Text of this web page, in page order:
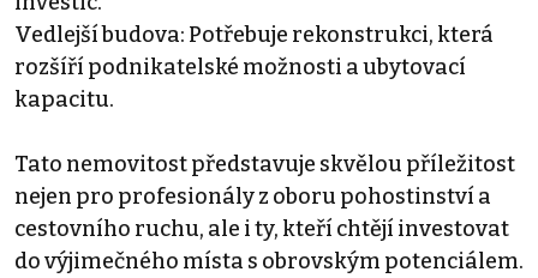
Vedlejší budova: Potřebuje rekonstrukci, která
rozšíří podnikatelské možnosti a ubytovací
kapacitu.
Tato nemovitost představuje skvělou příležitost
nejen pro profesionály z oboru pohostinství a
cestovního ruchu, ale i ty, kteří chtějí investovat
do výjimečného místa s obrovským potenciálem.